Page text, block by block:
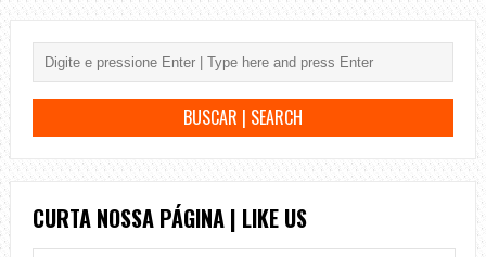
CURTA NOSSA PÁGINA | LIKE US